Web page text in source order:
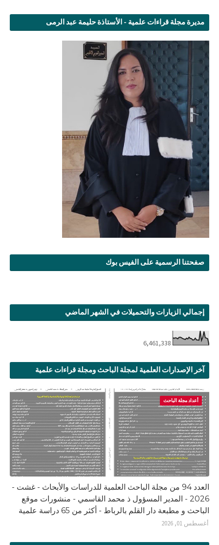
مديرة مجلة قراءات علمية - الأستاذة حليمة عبد الرمى
صفحتنا الرسمية على الفيس بوك
إجمالي الزيارات والتحميلات في الشهر الماضي
6,461,338
آخر الإصدارات العلمية لمجلة الباحث ومجلة قراءات علمية
أعداد مجلة الباحث
العدد 94 من مجلة الباحث العلمية للدراسات والأبحاث - غشت -
2026 - المدير المسؤول ذ محمد القاسمي - منشورات موقع
الباحث و مطبعة دار القلم بالرباط - أكثر من 65 دراسة علمية
أغسطس 01, 2026